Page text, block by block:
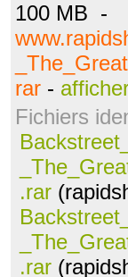
100 MB -
rar -
Fichiers
.rar
.rar